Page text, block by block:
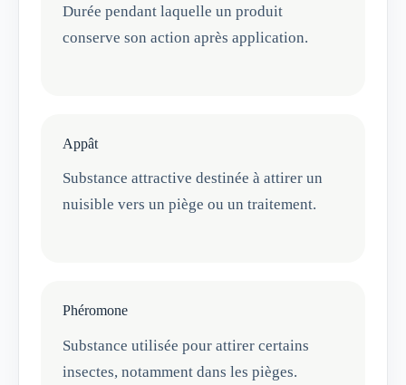
Durée pendant laquelle un produit
conserve son action après application.
Appât
Substance attractive destinée à attirer un
nuisible vers un piège ou un traitement.
Phéromone
Substance utilisée pour attirer certains
insectes, notamment dans les pièges.